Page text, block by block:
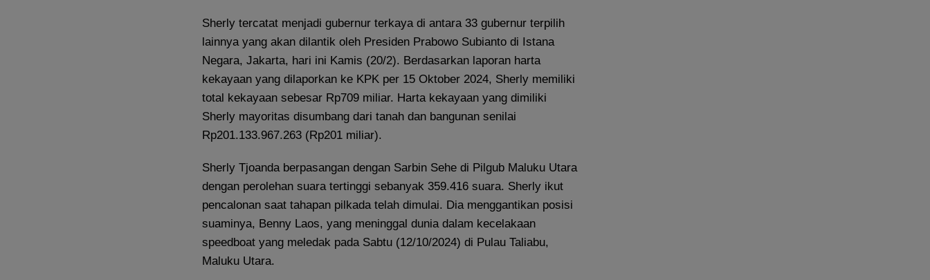
Sherly tercatat menjadi gubernur terkaya di antara 33 gubernur terpilih
lainnya yang akan dilantik oleh Presiden Prabowo Subianto di Istana
Negara, Jakarta, hari ini Kamis (20/2). Berdasarkan laporan harta
kekayaan yang dilaporkan ke KPK per 15 Oktober 2024, Sherly memiliki
total kekayaan sebesar Rp709 miliar. Harta kekayaan yang dimiliki
Sherly mayoritas disumbang dari tanah dan bangunan senilai
Rp201.133.967.263 (Rp201 miliar).
Sherly Tjoanda berpasangan dengan Sarbin Sehe di Pilgub Maluku Utara
dengan perolehan suara tertinggi sebanyak 359.416 suara. Sherly ikut
pencalonan saat tahapan pilkada telah dimulai. Dia menggantikan posisi
suaminya, Benny Laos, yang meninggal dunia dalam kecelakaan
speedboat yang meledak pada Sabtu (12/10/2024) di Pulau Taliabu,
Maluku Utara.